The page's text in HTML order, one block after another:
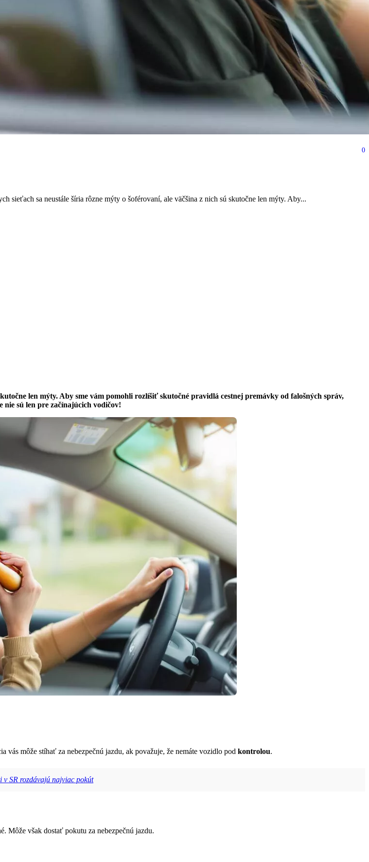
0
sa neustále šíria rôzne mýty o šoférovaní, ale väčšina z nich sú skutočne len mýty. Aby...
len mýty. Aby sme vám pomohli rozlíšiť skutočné pravidlá cestnej premávky od falošných správ,
sú len pre začínajúcich vodičov!
vás môže stíhať za nebezpečnú jazdu, ak považuje, že nemáte vozidlo pod kontrolou.
v SR rozdávajú najviac pokút
Môže však dostať pokutu za nebezpečnú jazdu.